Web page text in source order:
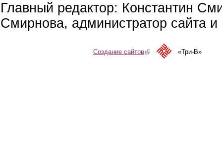
Главный редактор: Константин
Смирнова, администратор сайта
Создание сайтов(link is external)«Три-В»